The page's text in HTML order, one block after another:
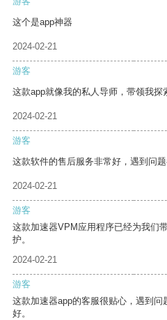
这个是app神器
2024-02-21
游客
这款app就像我的私人导师，带领我探
2024-02-21
游客
这款软件的售后服务非常好，遇到问题
2024-02-21
游客
这款加速器VPM应用程序已经为我们
护。
2024-02-21
游客
这款加速器app的客服很贴心，遇到
好。